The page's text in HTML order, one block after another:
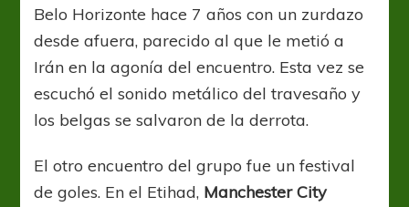
Belo Horizonte hace 7 años con un zurdazo
desde afuera, parecido al que le metió a
Irán en la agonía del encuentro. Esta vez se
escuchó el sonido metálico del travesaño y
los belgas se salvaron de la derrota.
El otro encuentro del grupo fue un festival
de goles. En el Etihad, Manchester City